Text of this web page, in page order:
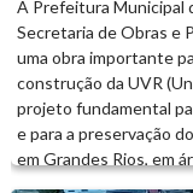
A Prefeitura Municipal
Secretaria de Obras e
uma obra importante
construção da UVR
projeto fundamental
e para a preservação
em Grandes Rios, em